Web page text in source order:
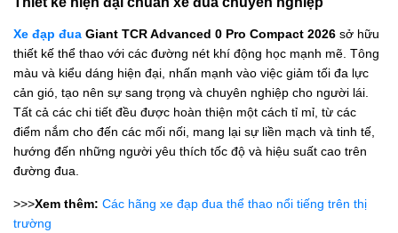
Xe đạp đua Giant TCR Advanced 0 Pro Compact 2026 sở hữu
thiết kế thể thao với các đường nét khí động học mạnh mẽ. Tông
màu và kiểu dáng hiện đại, nhấn mạnh vào việc giảm tối đa lực
cản gió, tạo nên sự sang trọng và chuyên nghiệp cho người lái.
Tất cả các chi tiết đều được hoàn thiện một cách tỉ mỉ, từ các
điểm nắm cho đến các mối nối, mang lại sự liền mạch và tinh tế,
hướng đến những người yêu thích tốc độ và hiệu suất cao trên
đường đua.
>>>Xem thêm: Các hãng xe đạp đua thể thao nổi tiếng trên thị
trường